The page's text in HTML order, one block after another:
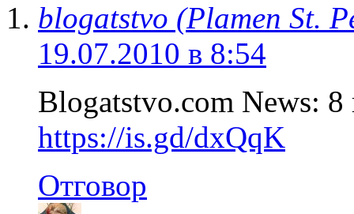
blogatstvo (Plamen St.
19.07.2010 в 8:54
Blogatstvo.com News: 8
https://is.gd/dxQqK
Отговор